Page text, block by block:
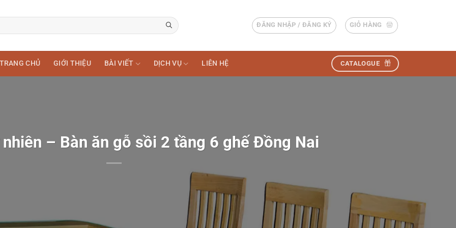
ĐĂNG NHẬP / ĐĂNG KÝ GIỎ HÀNG
TRANG CHỦ GIỚI THIỆU BÀI VIẾT DỊCH VỤ LIÊN HỆ CATALOGUE
– Bàn ăn gỗ sồi 2 tầng 6 ghế Đồng Nai